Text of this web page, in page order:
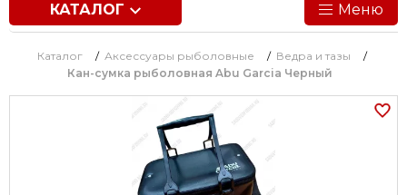
КАТАЛОГ Меню
Каталог / Аксессуары рыболовные / Ведра и тазы
/
Кан-сумка рыболовная Abu Garcia Черный